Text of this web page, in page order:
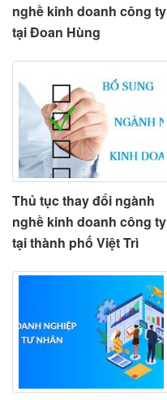
nghề kinh doanh công ty
tại Đoan Hùng
Thủ tục thay đổi ngành
nghề kinh doanh công ty
tại thành phố Việt Trì